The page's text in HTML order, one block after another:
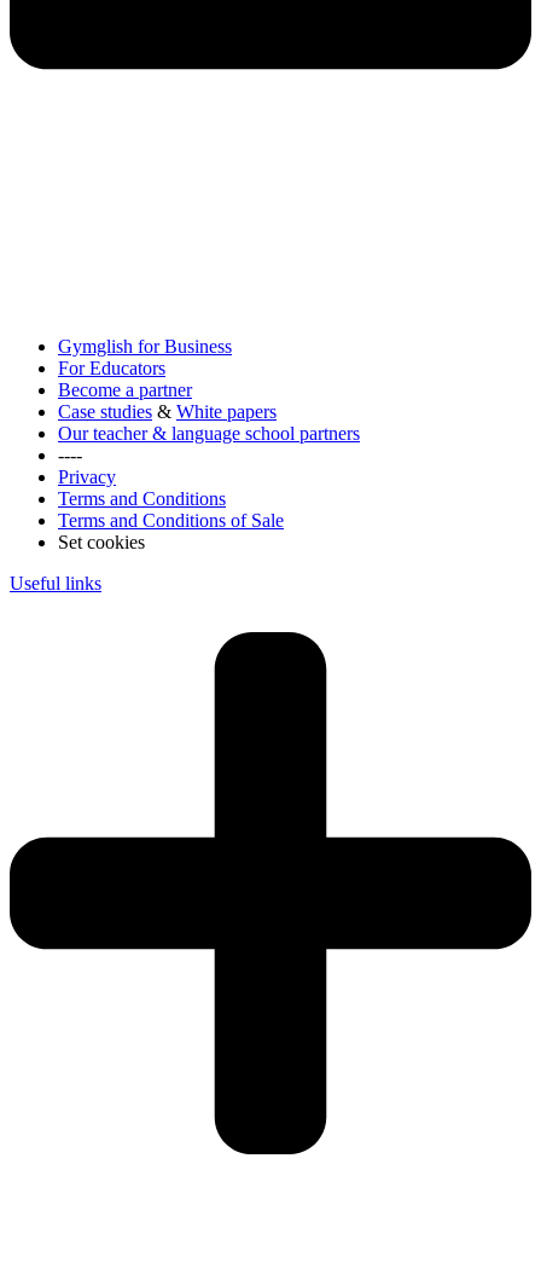
Gymglish for Business
For Educators
Become a partner
Case studies & White papers
Our teacher & language school partners
----
Privacy
Terms and Conditions
Terms and Conditions of Sale
Set cookies
Useful links